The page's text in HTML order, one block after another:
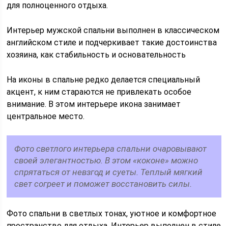
для полноценного отдыха.
Интерьер мужской спальни выполнен в классическом
английском стиле и подчеркивает такие достоинства
хозяина, как стабильность и основательность
На иконы в спальне редко делается специальный
акцент, к ним стараются не привлекать особое
внимание. В этом интерьере икона занимает
центральное место.
Фото светлого интерьера спальни очаровывают
своей элегантностью. В этом «коконе» можно
спрятаться от невзгод и суеты. Теплый мягкий
свет согреет и поможет восстановить силы.
Фото спальни в светлых тонах, уютное и комфортное